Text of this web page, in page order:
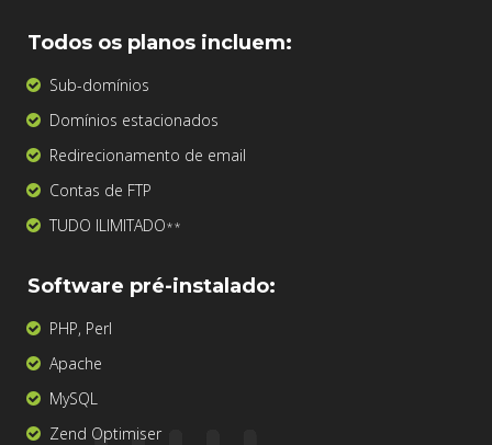
Todos os planos incluem:
Sub-domínios
Domínios estacionados
Redirecionamento de email
Contas de FTP
TUDO ILIMITADO**
Software pré-instalado:
PHP, Perl
Apache
MySQL
Zend Optimiser